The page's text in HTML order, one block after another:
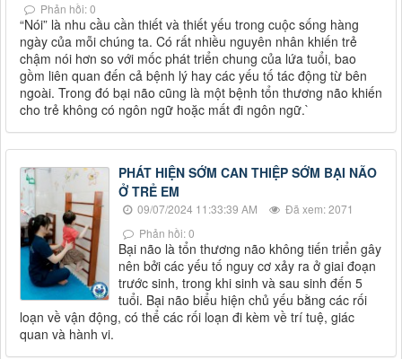
Phản hồi: 0
“Nói” là nhu cầu cần thiết và thiết yếu trong cuộc sống hàng
ngày của mỗi chúng ta. Có rất nhiều nguyên nhân khiến trẻ
chậm nói hơn so với mốc phát triển chung của lứa tuổi, bao
gồm liên quan đến cả bệnh lý hay các yếu tố tác động từ bên
ngoài. Trong đó bại não cũng là một bệnh tổn thương não khiến
cho trẻ không có ngôn ngữ hoặc mất đi ngôn ngữ.`
PHÁT HIỆN SỚM CAN THIỆP SỚM BẠI NÃO
Ở TRẺ EM
09/07/2024 11:33:39 AM
Đã xem: 2071
Phản hồi: 0
Bại não là tổn thương não không tiến triển gây
nên bởi các yếu tố nguy cơ xảy ra ở giai đoạn
trước sinh, trong khi sinh và sau sinh đến 5
tuổi. Bại não biểu hiện chủ yếu bằng các rối
loạn về vận động, có thể các rối loạn đi kèm về trí tuệ, giác
quan và hành vi.